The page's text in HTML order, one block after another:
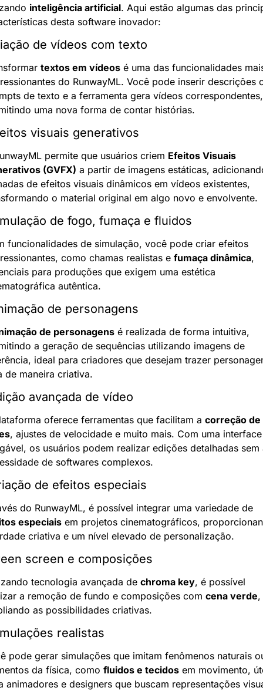
inteligência artificial. Aqui estão algumas das
desta software inovador:
de vídeos com texto
textos em vídeos é uma das funcionalidades
do RunwayML. Você pode inserir descrições
de texto e a ferramenta gera vídeos correspondentes,
uma nova forma de contar histórias.
visuais generativos
permite que usuários criem Efeitos Visuais
(GVFX) a partir de imagens estáticas,
de efeitos visuais dinâmicos em vídeos existentes,
o material original em algo novo e envolvente.
de fogo, fumaça e fluidos
funcionalidades de simulação, você pode criar efeitos
como chamas realistas e fumaça dinâmica,
para produções que exigem uma estética
autêntica.
de personagens
de personagens é realizada de forma intuitiva,
a geração de sequências utilizando imagens de
ideal para criadores que desejam trazer
de maneira criativa.
avançada de vídeo
oferece ferramentas que facilitam a correção de
, ajustes de velocidade e muito mais. Com uma interface
os usuários podem realizar edições detalhadas sem
de softwares complexos.
de efeitos especiais
Através do RunwayML, é possível integrar uma variedade de
especiais em projetos cinematográficos,
criativa e um nível elevado de personalização.
screen e composições
tecnologia avançada de chroma key, é possível
a remoção de fundo e composições com cena verde,
as possibilidades criativas.
realistas
pode gerar simulações que imitam fenômenos naturais
da física, como fluidos e tecidos em movimento,
animadores e designers que buscam representações